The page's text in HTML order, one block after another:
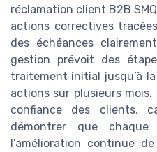
réclamation client B2B
actions correctives
des échéances
gestion prévoit des
traitement initial jusqu’à
actions sur plusieurs
confiance des clients,
démontrer que
l’amélioration continue